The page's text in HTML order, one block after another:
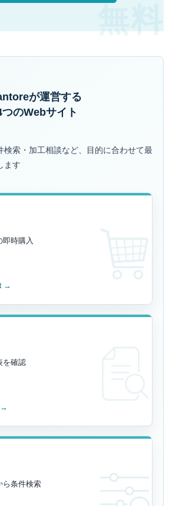
が運営する
つのWebサイト
検索・加工相談など、目的に合わせて最
ます
即時購入
→
を確認
→
ら条件検索